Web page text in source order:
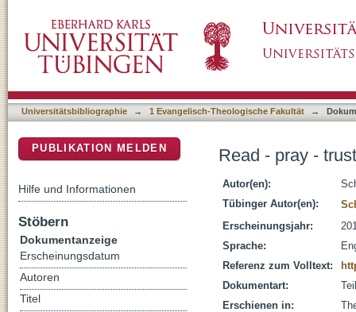
Universitätsbibliographie → 1 Evangelisch-Theologische Fakultät →
Read - pray -
Autor(en):
Tübinger Autor(en):
Erscheinungsjahr:
Sprache:
Referenz zum Volltext:
Dokumentart:
Erschienen in:
PUBLIKATION MELDEN
Hilfe und Informationen
Stöbern
Dokumentanzeige
Erscheinungsdatum
Autoren
Titel